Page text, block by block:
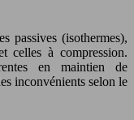
passives (isothermes),
celles à compression.
en maintien de
inconvénients selon le